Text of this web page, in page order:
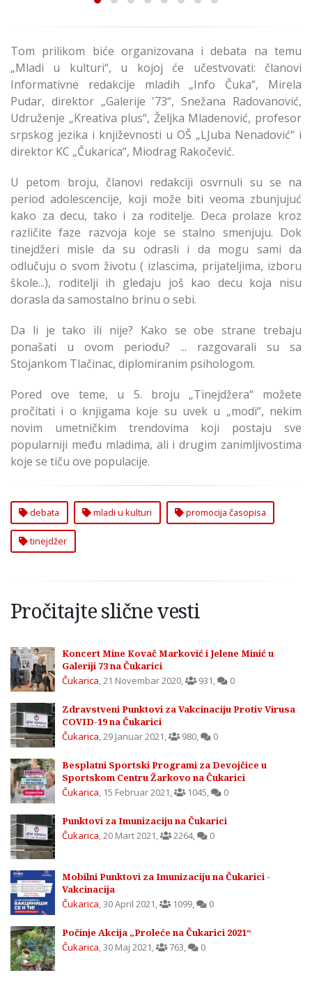
Tom prilikom biće organizovana i debata na temu
„Mladi u kulturi“, u kojoj će učestvovati: članovi
Informativne redakcije mladih „Info Čuka“, Mirela
Pudar, direktor „Galerije '73“, Snežana Radovanović,
Udruženje „Kreativa plus“, Željka Mladenović, profesor
srpskog jezika i književnosti u OŠ „LJuba Nenadović“ i
direktor KC „Čukarica“, Miodrag Rakočević.
U petom broju, članovi redakciji osvrnuli su se na
period adolescencije, koji može biti veoma zbunjujuć
kako za decu, tako i za roditelje. Deca prolaze kroz
različite faze razvoja koje se stalno smenjuju. Dok
tinejdžeri misle da su odrasli i da mogu sami da
odlučuju o svom životu ( izlascima, prijateljima, izboru
škole...), roditelji ih gledaju još kao decu koja nisu
dorasla da samostalno brinu o sebi.
Da li je tako ili nije? Kako se obe strane trebaju
ponašati u ovom periodu? ... razgovarali su sa
Stojankom Tlačinac, diplomiranim psihologom.
Pored ove teme, u 5. broju „Tinejdžera“ možete
pročitati i o knjigama koje su uvek u „modi“, nekim
novim umetničkim trendovima koji postaju sve
popularniji među mladima, ali i drugim zanimljivostima
koje se tiču ove populacije.
debata mladi u kulturi promocija časopisa
tinejdžer
Pročitajte slične vesti
Koncert Mine Kovač Marković i Jelene Minić u
Galeriji 73 na Čukarici
Čukarica 21 Novembar 2020 931 0
Zdravstveni Punktovi za Vakcinaciju Protiv Virusa
COVID-19 na Čukarici
Čukarica 29 Januar 2021 980 0
Besplatni Sportski Programi za Devojčice u
Sportskom Centru Žarkovo na Čukarici
Čukarica 15 Februar 2021 1045 0
Punktovi za Imunizaciju na Čukarici
Čukarica 20 Mart 2021 2264, 0
Mobilni Punktovi za Imunizaciju na Čukarici -
Vakcinacija
Čukarica 30 April 2021 1099 0
Počinje Akcija „Proleće na Čukarici 2021“
Čukarica 30 Maj 2021 763 0